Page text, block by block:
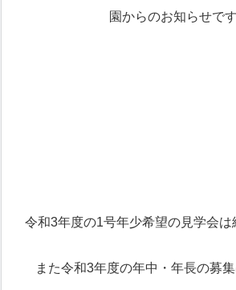
園からのお知らせです
令和3年度の1号年少希望の見学会は
また令和3年度の年中・年長の募集